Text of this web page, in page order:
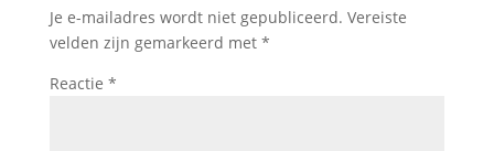
Je e-mailadres wordt niet gepubliceerd. Vereiste
velden zijn gemarkeerd met *
Reactie *